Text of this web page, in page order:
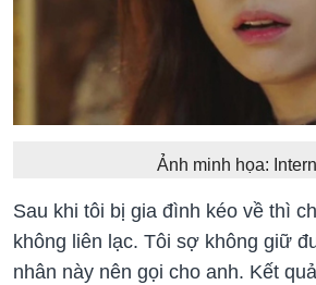
Ảnh minh họa:
Sau khi tôi bị gia đình kéo về thì
không liên lạc. Tôi sợ không giữ
nhân này nên gọi cho anh. Kết